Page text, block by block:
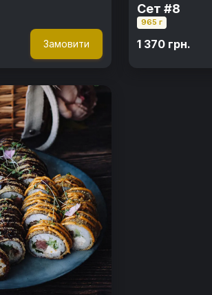
Замовити
Сет #8
965 г
1 370 грн.